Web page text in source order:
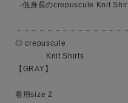
  -低身長のcrepuscule Knit Shirts サイズ感-
－－－－－－－－－－－－－－
◎ crepuscule
Knit Shirts
【GRAY】
着用size 2